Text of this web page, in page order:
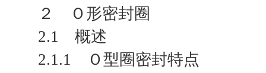
２ Ｏ形密封圈
2.1 概述
2.1.1 Ｏ型圈密封特点